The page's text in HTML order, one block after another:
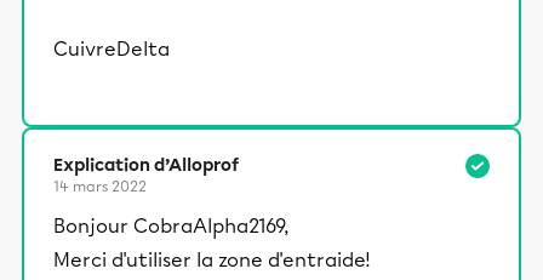
CuivreDelta
Explication d’Alloprof
14 mars 2022
Bonjour CobraAlpha2169,
Merci d'utiliser la zone d'entraide!